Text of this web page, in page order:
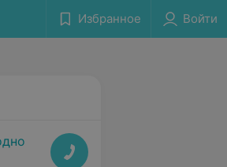
Избранное Войти